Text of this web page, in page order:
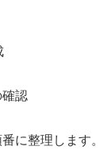
確認
に整理します。